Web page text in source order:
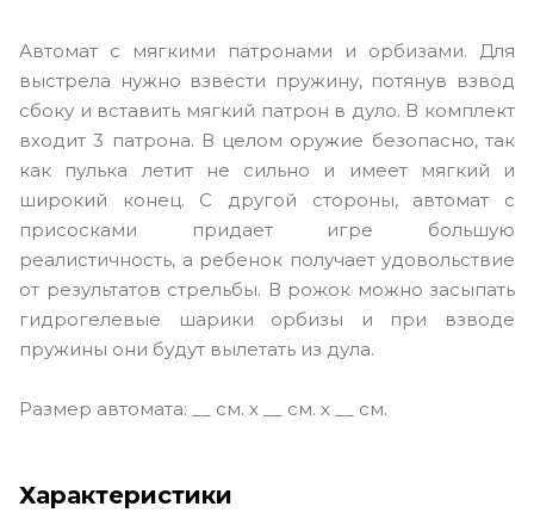
Автомат с мягкими патронами и орбизами. Для
выстрела нужно взвести пружину, потянув взвод
сбоку и вставить мягкий патрон в дуло. В комплект
входит 3 патрона. В целом оружие безопасно, так
как пулька летит не сильно и имеет мягкий и
широкий конец. С другой стороны, автомат с
присосками придает игре большую
реалистичность, а ребенок получает удовольствие
от результатов стрельбы. В рожок можно засыпать
гидрогелевые шарики орбизы и при взводе
пружины они будут вылетать из дула.
Размер автомата: __ см. х __ см. х __ см.
Характеристики